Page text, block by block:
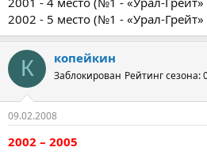
2002 - 5 место (№1 - «Урал-
К копейкин
Заблокирован Рейтинг сезона:
09.02.2008
2002 – 2005